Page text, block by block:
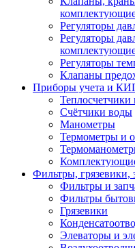
Регуляторы
Регуляторы
Регуляторы
Клапаны
Приборы учета и
Счётчики воды
Манометры
Термометры и
Фильтры, грязевики,
Фильтры и
Фильтры
Грязевики
Элеваторы и